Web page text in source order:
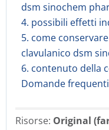
dsm sinochem
4. possibili effetti
5. come
clavulanico dsm
6. contenuto della
Domande frequenti
Risorse: Original